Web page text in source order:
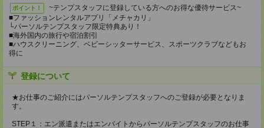
ポイント！
~テンプスタッフに登録している方へのお得な優待サービス~
■ファッションレンタルアプリ「メチャカリ」
└パーソルテンプスタッフ限定特典あり！
■海外国内の旅行や宿泊割引
■ハウスクリーニング、ベビーシッターサービス、スポーツクラブなどもお
得に
登録について
★お仕事のご紹介にはパーソルテンプスタッフへのご登録が必要となりま
す。
STEP１：エン派遣またはエンバイトからパーソルテンプスタッフのお仕事